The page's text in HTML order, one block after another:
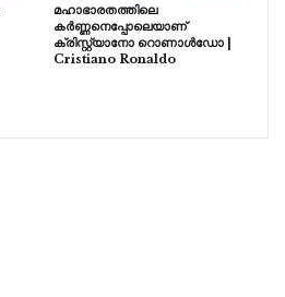
മഹാഭാരതത്തിലെ
കർണ്ണനെപ്പോലെയാണ്
ക്രിസ്റ്റ്യാനോ റൊണാൾഡോ |
Cristiano Ronaldo